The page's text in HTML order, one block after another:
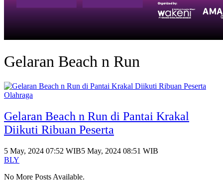
Gelaran Beach n Run
Olahraga
Gelaran Beach n Run di Pantai Krakal
Diikuti Ribuan Peserta
5 May, 2024 07:52 WIB5 May, 2024 08:51 WIB
BLY
No More Posts Available.